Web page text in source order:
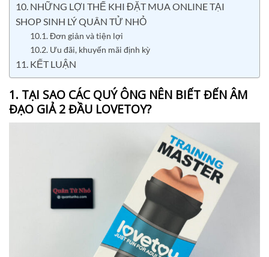
10. NHỮNG LỢI THẾ KHI ĐẶT MUA ONLINE TẠI
SHOP SINH LÝ QUÂN TỬ NHỎ
10.1. Đơn giản và tiện lợi
10.2. Ưu đãi, khuyến mãi định kỳ
11. KẾT LUẬN
1. TẠI SAO CÁC QUÝ ÔNG NÊN BIẾT ĐẾN ÂM
ĐẠO GIẢ 2 ĐẦU LOVETOY?